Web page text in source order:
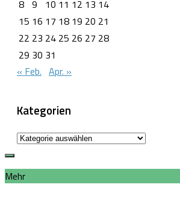
8 9 10 11 12 13 14
15 16 17 18 19 20 21
22 23 24 25 26 27 28
29 30 31
« Feb. Apr. »
Kategorien
Kategorien
Mehr